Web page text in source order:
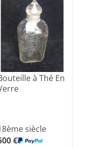
à Thé En
siècle
€